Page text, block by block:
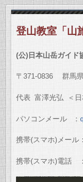
登山教室「山
(公)日本山岳ガイド
〒 371-0836 群馬
代表 富澤光弘 ＜
パソコンメール ：
携帯(スマホ)メール：
携帯(スマホ)電話 ：